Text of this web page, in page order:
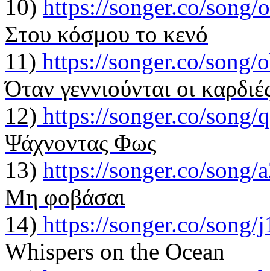
10) https://songer.co/
Στου κόσμου το κενό
11) https://songer.co/
Όταν γεννιούνται οι
12) https://songer.co/
Ψάχνοντας Φως
13) https://songer.co/
Μη φοβάσαι
14) https://songer.co/
Whispers on the Ocean